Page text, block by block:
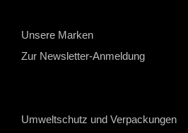
Unsere Marken
Zur Newsletter-Anmeldung
Umweltschutz und Verpackungen